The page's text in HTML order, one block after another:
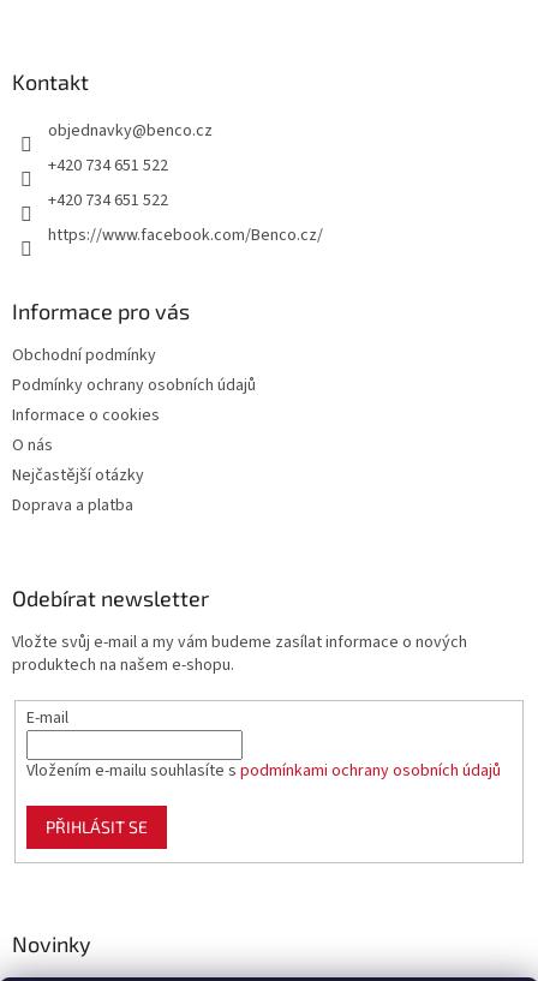
Kontakt
objednavky@benco.cz
+420 734 651 522
+420 734 651 522
https://www.facebook.com/Benco.cz/
Informace pro vás
Obchodní podmínky
Podmínky ochrany osobních údajů
Informace o cookies
O nás
Nejčastější otázky
Doprava a platba
Odebírat newsletter
Vložte svůj e-mail a my vám budeme zasílat informace o nových
produktech na našem e-shopu.
E-mail
Vložením e-mailu souhlasíte s podmínkami ochrany osobních údajů
PŘIHLÁSIT SE
Novinky